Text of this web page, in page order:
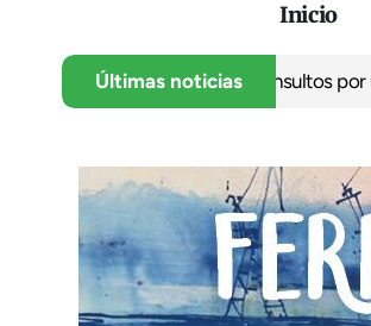
Inicio
Últimas noticias
una campaña de insultos por un cartel